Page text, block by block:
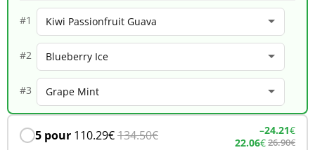
Hookah
Passionfruit
Guava
#1
#2
#3
5 pour 110.29€134.50€ –24.21€
22.06€26.90€